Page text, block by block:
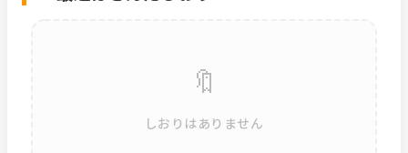
🔖
しおりはありません